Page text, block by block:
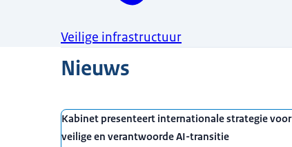
Veilige infrastructuur
Nieuws
Kabinet presenteert internationale strategie voor
veilige en verantwoorde AI-transitie